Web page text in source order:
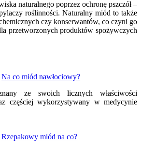
naturalnego poprzez ochronę pszczół –
roślinności. Naturalny miód to także
czy konserwantów, co czyni go
przetworzonych produktów spożywczych
Na co miód nawłociowy?
ze swoich licznych właściwości
częściej wykorzystywany w medycynie
Rzepakowy miód na co?